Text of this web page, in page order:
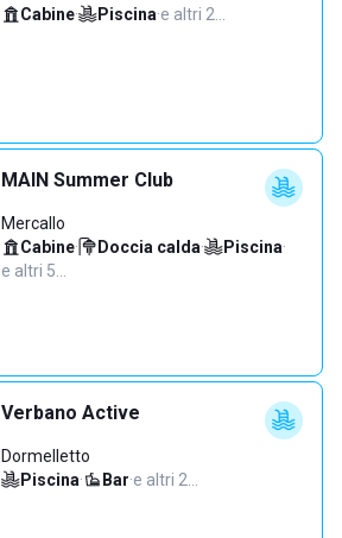
Cabine· Piscina·e altri 2…
MAIN Summer Club
Mercallo
Cabine· Doccia calda· Piscina·
e altri 5…
Verbano Active
Dormelletto
Piscina· Bar·e altri 2…